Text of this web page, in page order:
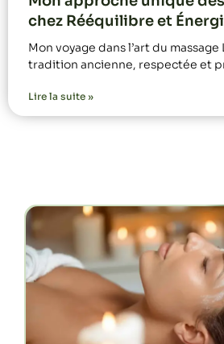
chez Rééquilibre et
Mon voyage dans l’art du massage
tradition ancienne, respectée et
Lire la suite »